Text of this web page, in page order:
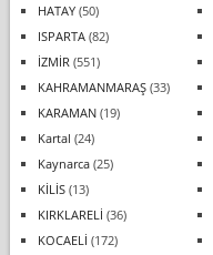
HATAY(50)
ISPARTA(82)
İZMİR (551)
KAHRAMANMARAŞ(33)
KARAMAN(19)
Kartal (24)
Kaynarca(25)
KİLİS(13)
KIRKLARELİ (36)
KOCAELİ (172)